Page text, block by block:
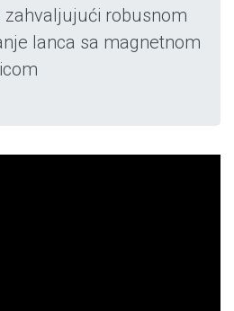
zahvaljujući robusnom
lanca sa magnetnom